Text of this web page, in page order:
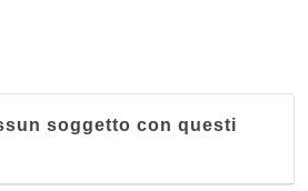
soggetto con questi